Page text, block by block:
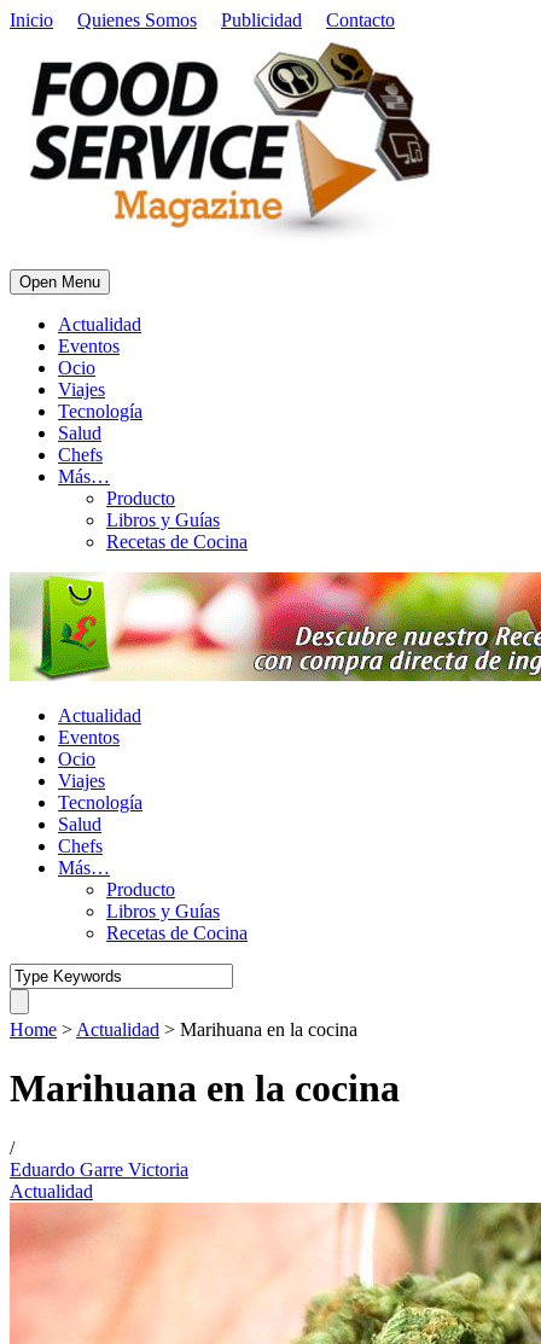
Inicio Quienes Somos Publicidad Contacto
Open Menu
Actualidad
Eventos
Ocio
Viajes
Tecnología
Salud
Chefs
Más…
Producto
Libros y Guías
Recetas de Cocina
Actualidad
Eventos
Ocio
Viajes
Tecnología
Salud
Chefs
Más…
Producto
Libros y Guías
Recetas de Cocina
Home > Actualidad > Marihuana en la cocina
Marihuana en la cocina
/
Eduardo Garre Victoria
Actualidad